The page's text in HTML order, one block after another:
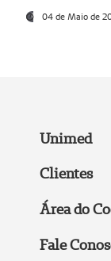
04 de Maio de
Unimed
Clientes
Área do
Fale